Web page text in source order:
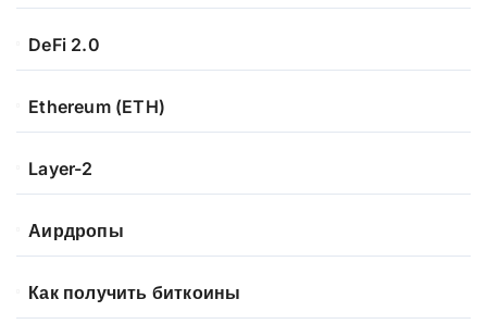
DeFi 2.0
Ethereum (ETH)
Layer-2
Аирдропы
Как получить биткоины